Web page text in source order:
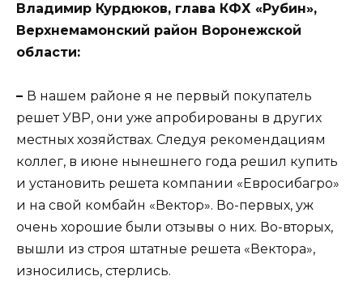
Владимир Курдюков, глава КФХ «Рубин»,
Верхнемамонский район Воронежской
области:
– В нашем районе я не первый покупатель
решет УВР, они уже апробированы в других
местных хозяйствах. Следуя рекомендациям
коллег, в июне нынешнего года решил купить
и установить решета компании «Евросибагро»
и на свой комбайн «Вектор». Во-первых, уж
очень хорошие были отзывы о них. Во-вторых,
вышли из строя штатные решета «Вектора»,
износились, стерлись.